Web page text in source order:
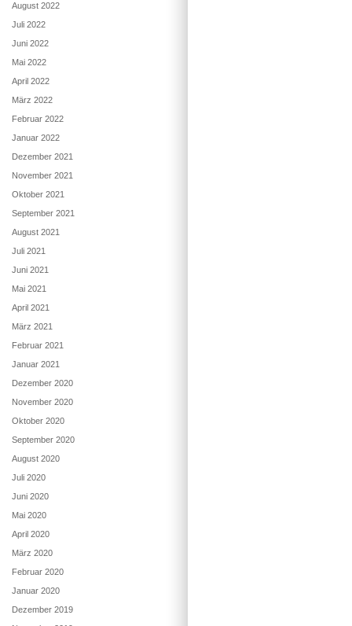
August 2022
Juli 2022
Juni 2022
Mai 2022
April 2022
März 2022
Februar 2022
Januar 2022
Dezember 2021
November 2021
Oktober 2021
September 2021
August 2021
Juli 2021
Juni 2021
Mai 2021
April 2021
März 2021
Februar 2021
Januar 2021
Dezember 2020
November 2020
Oktober 2020
September 2020
August 2020
Juli 2020
Juni 2020
Mai 2020
April 2020
März 2020
Februar 2020
Januar 2020
Dezember 2019